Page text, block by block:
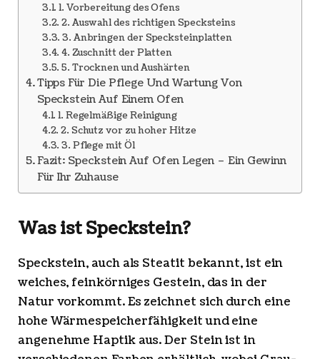
1. Vorbereitung des Ofens
2. Auswahl des richtigen Specksteins
3. Anbringen der Specksteinplatten
4. Zuschnitt der Platten
5. Trocknen und Aushärten
Tipps Für Die Pflege Und Wartung Von
Speckstein Auf Einem Ofen
1. Regelmäßige Reinigung
2. Schutz vor zu hoher Hitze
3. Pflege mit Öl
Fazit: Speckstein Auf Ofen Legen – Ein Gewinn
Für Ihr Zuhause
Was ist Speckstein?
Speckstein, auch als Steatit bekannt, ist ein
weiches, feinkörniges Gestein, das in der
Natur vorkommt. Es zeichnet sich durch eine
hohe Wärmespeicherfähigkeit und eine
angenehme Haptik aus. Der Stein ist in